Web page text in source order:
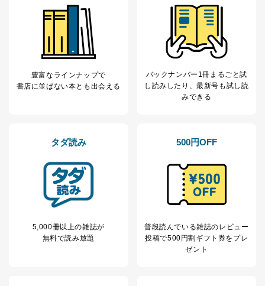
の個人情報
その他当社のプライバシーポリシ
※上記の利用目的のうちNo.1～5については保有個人デ
開示等のご請求に対応させていただきます。
なお、6、7については、パートナー（提携企業）様又は
各SNS運営会社様にご請求いただきますようお願い致し
本人の同意を得ることなく第三者に提供することはあり
ません。ただし、次の場合は除きます。
法令に基づく場合
人の生命､身体または財産の保護のために必要がある
き。
公衆衛生の向上または児童の健全な育成の推進のため
に特に必要がある場合であって、本人の同意を得るこ
豊富なラインナップで
書店に並ばない本とも出会える
バックナンバー1冊まるごと試
し読み したり、最新号も試し読
みできる
タダ読み
5,000冊以上の雑誌が
無料で読み放題
500円OFF
普段読んでいる雑誌のレビュー
投稿で500円割ギフト券をプレ
ゼント